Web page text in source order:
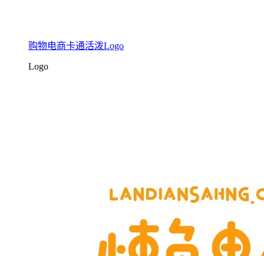
购物电商卡通活泼Logo
Logo